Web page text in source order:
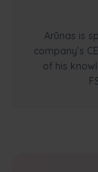
Arūnas is
company’s
of his